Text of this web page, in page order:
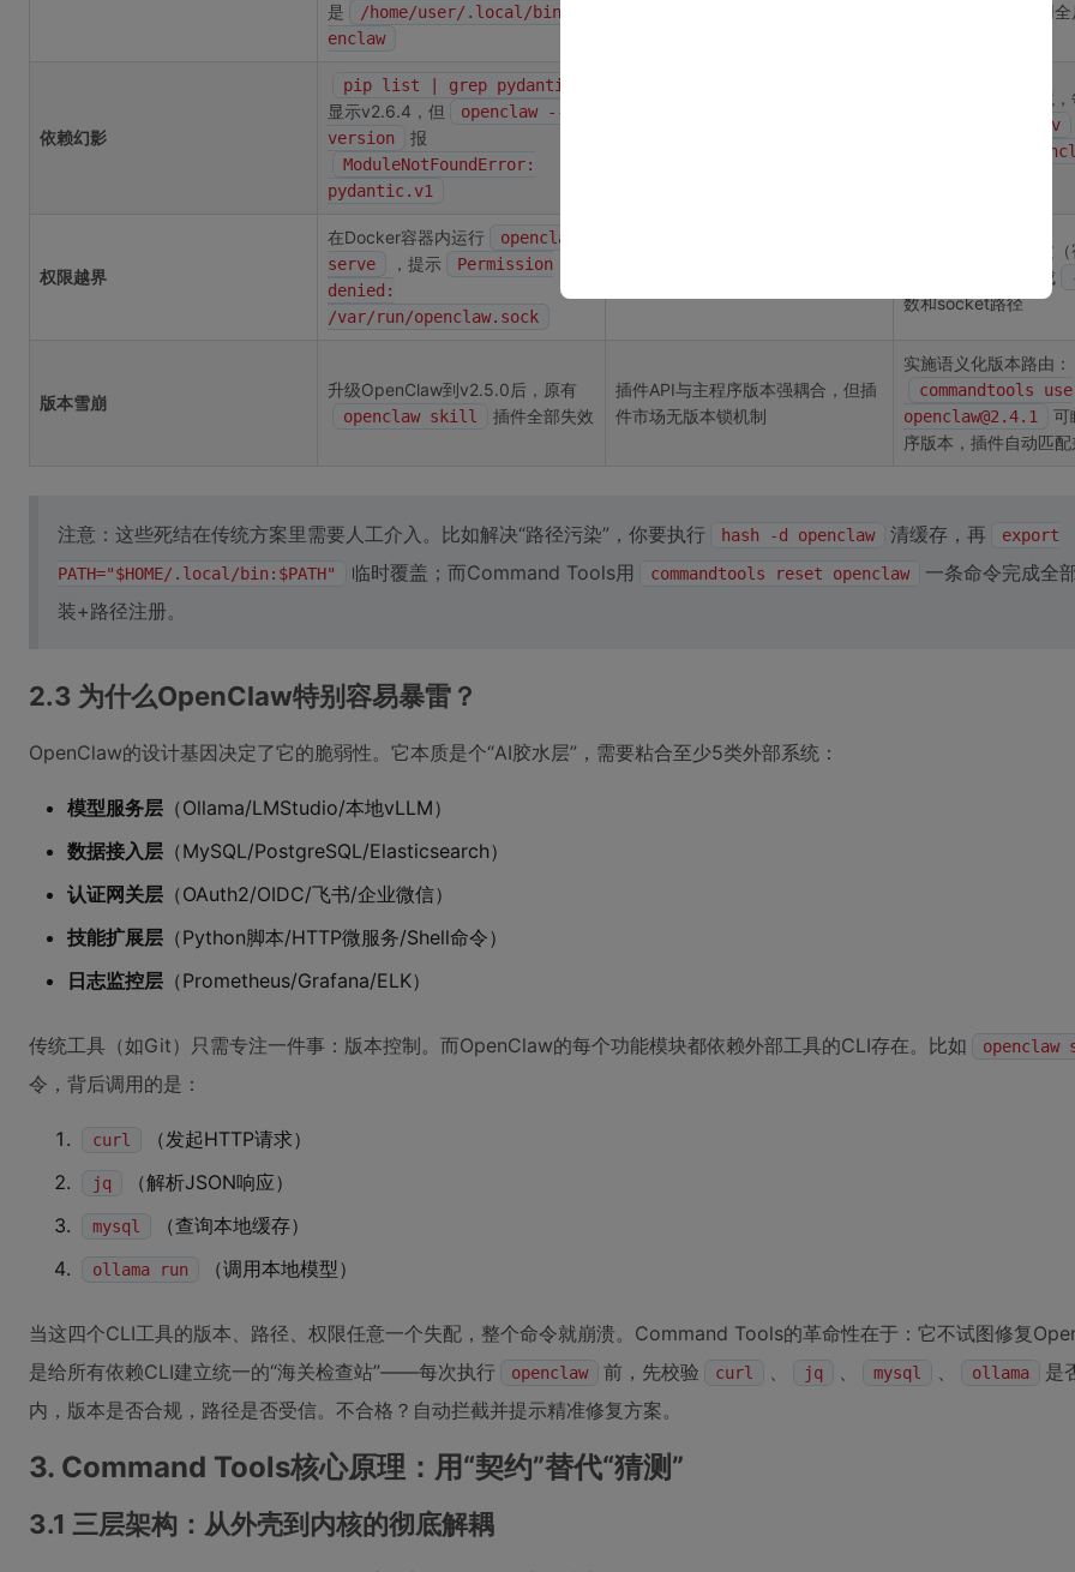
是
/home/user/.local/bin/op
enclaw
唯一可信路径，禁用
依赖幻影
pip list | grep pydantic
显示v2.6.4，但
openclaw --
version
报
ModuleNotFoundError:
pydantic.v1
构建沙盒式虚拟环境
venv
权限越界
在Docker容器内运行
openclaw
serve
，提示
Permission
denied:
/var/run/openclaw.sock
自动检测运行上下文
er/K8s），动态生成
数和socket路径
版本雪崩
升级OpenClaw到v2.5.0后，原有
openclaw skill 插件全部失效
插件API与主程序版本强耦合，但插
件市场无版本锁机制
实施语义化版本路由：
commandtools use
openclaw@2.4.1
可
序版本，插件自动匹
注意：这些死结在传统方案里需要人工介入。比如解决“路径污染”，你要执行 hash -d openclaw 清缓存，再
export
PATH="$HOME/.local/bin:$PATH"
临时覆盖；而Command Tools用 commandtools reset openclaw
一条命令完成全
装+路径注册。
2.3 为什么OpenClaw特别容易暴雷？
OpenClaw的设计基因决定了它的脆弱性。它本质是个“AI胶水层”，需要粘合至少5类外部系统：
模型服务层 （Ollama/LMStudio/本地vLLM）
数据接入层 （MySQL/PostgreSQL/Elasticsearch）
认证网关层 （OAuth2/OIDC/飞书/企业微信）
技能扩展层 （Python脚本/HTTP微服务/Shell命令）
日志监控层 （Prometheus/Grafana/ELK）
传统工具（如Git）只需专注一件事：版本控制。而OpenClaw的每个功能模块都依赖外部工具的CLI存在。比如 openclaw
令，背后调用的是：
curl （发起HTTP请求）
jq （解析JSON响应）
mysql （查询本地缓存）
ollama run （调用本地模型）
当这四个CLI工具的版本、路径、权限任意一个失配，整个命令就崩溃。Command Tools的革命性在于：它不试图修复
是给所有依赖CLI建立统一的“海关检查站”——每次执行
openclaw 前，先校验 curl 、 jq 、 mysql 、 ollama
是
内，版本是否合规，路径是否受信。不合格？自动拦截并提示精准修复方案。
3. Command Tools核心原理：用“契约”替代“猜测”
3.1 三层架构：从外壳到内核的彻底解耦